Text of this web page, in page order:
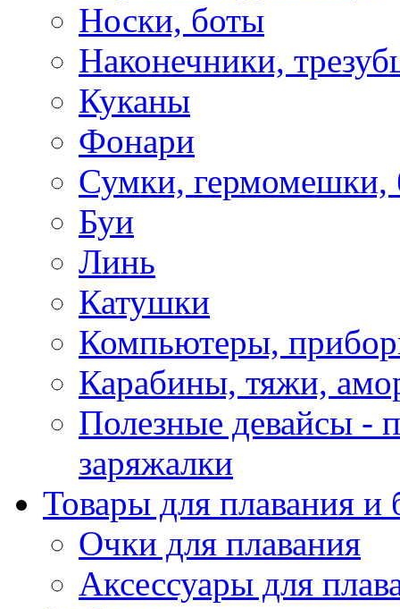
Носки, боты
Наконечники,
Куканы
Фонари
Сумки, гермомешки,
Буи
Линь
Катушки
Компьютеры,
Карабины, тяжи,
Полезные девайсы -
заряжалки
Товары для плавания и
Очки для плавания
Аксессуары для